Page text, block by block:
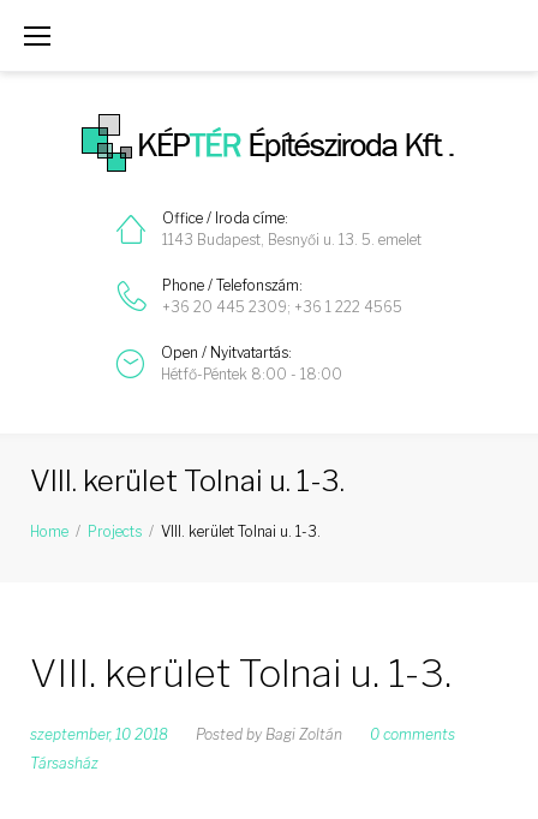
Office / Iroda címe:
1143 Budapest, Besnyői u. 13. 5. emelet
Phone / Telefonszám:
+36 20 445 2309; +36 1 222 4565
Open / Nyitvatartás:
Hétfő-Péntek 8:00 - 18:00
VIII. kerület Tolnai u. 1-3.
Home / Projects / VIII. kerület Tolnai u. 1-3.
VIII. kerület Tolnai u. 1-3.
szeptember, 10 2018 Posted by Bagi Zoltán
0 comments
Társasház